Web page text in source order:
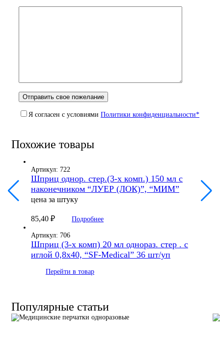
Я согласен с условиями Политики конфиденциальности*
Похожие товары
Артикул: 722
Шприц однор. стер.(3-х комп.) 150 мл с
наконечником “ЛУЕР (ЛОК)”, “МИМ”
цена за штуку
85,40 ₽ Подробнее
Артикул: 706
Шприц (3-х комп) 20 мл однораз. стер . с
иглой 0,8х40, “SF-Medical” 36 шт/уп
Перейти в товар
Популярные статьи